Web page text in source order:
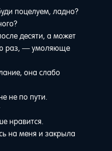
поцелуем, ладно?
десяти, а может
раз, — умоляюще
она слабо
не по пути.
нравится.
на меня и закрыла